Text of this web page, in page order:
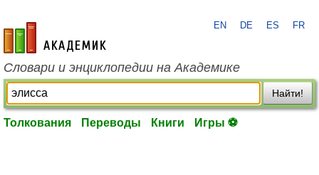
academic.ru
EN DE ES FR
Словари и энциклопедии на Академике
Найти!
Толкования Переводы Книги Игры ⚽